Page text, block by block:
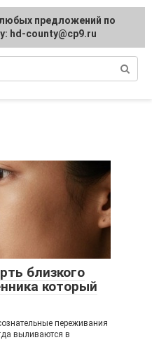
близкого
который
переживания
выливаются в
предложений по
hd-county@cp9.ru